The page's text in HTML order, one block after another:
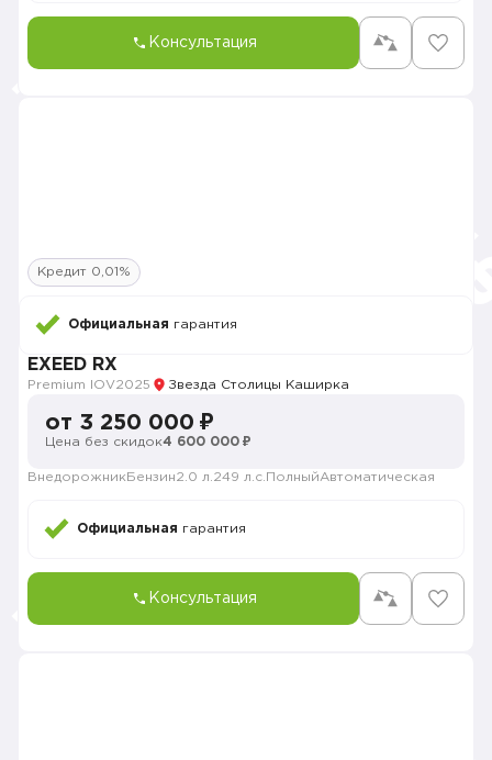
Консультация
Кредит 0,01%
Официальная гарантия
EXEED RX
Premium IOV2025 Звезда Столицы Каширка
от 3 250 000 ₽
Цена без скидок4 600 000 ₽
Внедорожник Бензин2.0 л. 249 л.с. ПолныйАвтоматическая
Официальная гарантия
Консультация